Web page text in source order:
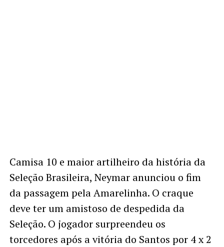
Camisa 10 e maior artilheiro da história da
Seleção Brasileira, Neymar anunciou o fim
da passagem pela Amarelinha. O craque
deve ter um amistoso de despedida da
Seleção. O jogador surpreendeu os
torcedores após a vitória do Santos por 4 x 2